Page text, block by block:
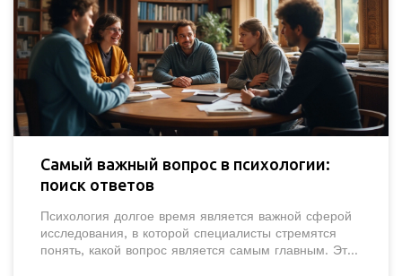
Самый важный вопрос в психологии:
поиск ответов
Психология долгое время является важной сферой
исследования, в которой специалисты стремятся
понять, какой вопрос является самым главным. Это